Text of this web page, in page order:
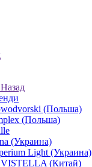
Назад
(Польша)
(Польша)
(Украина)
Light (Украина)
(Китай)